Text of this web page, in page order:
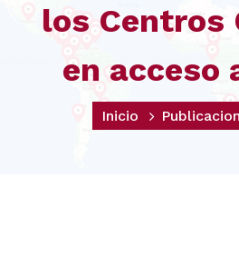
los Centros
en acceso
Inicio